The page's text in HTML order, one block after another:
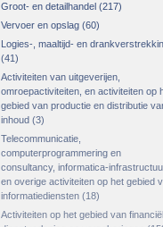
Groot- en detailhandel (217)
Vervoer en opslag (60)
Logies-, maaltijd- en
(41)
Activiteiten van uitgeverijen,
omroepactiviteiten, en activiteiten op
gebied van productie en distributie
inhoud (3)
Telecommunicatie,
computerprogrammering en
consultancy, informatica-
en overige activiteiten op het gebied
informatiediensten (18)
Activiteiten op het gebied van